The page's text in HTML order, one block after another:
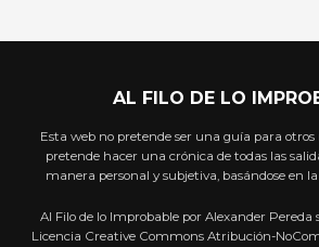
AL FILO DE LO
Esta web no pretende ser una guía para
pretende hacer una crónica de todas las
manera personal y subjetiva, basándose en
Al Filo de lo Improbable por Alexander Pereda
Licencia Creative Commons Atribución-